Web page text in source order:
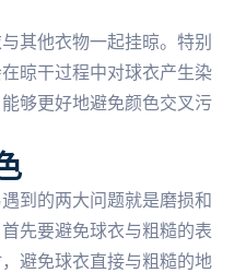
其他衣物一起挂晾。特别
晾干过程中对球衣产生染
够更好地避免颜色交叉污
到的两大问题就是磨损和
先要避免球衣与粗糙的表
避免球衣直接与粗糙的地